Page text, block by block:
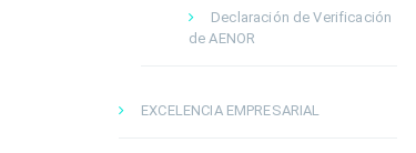
Declaración de Verificación
de AENOR
EXCELENCIA EMPRESARIAL